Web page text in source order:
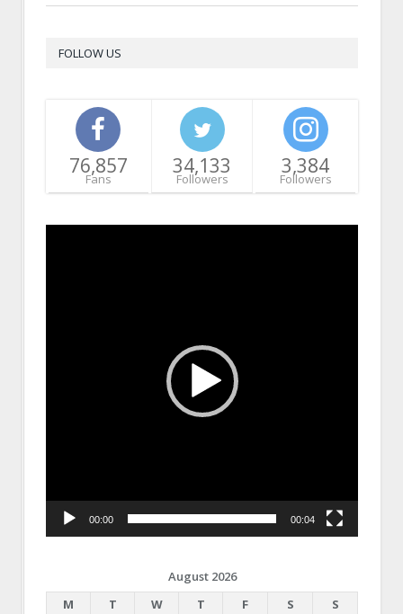
FOLLOW US
76,857
Fans
34,133
Followers
3,384
Followers
00:00 00:04
August 2026
M
T W T F S
S